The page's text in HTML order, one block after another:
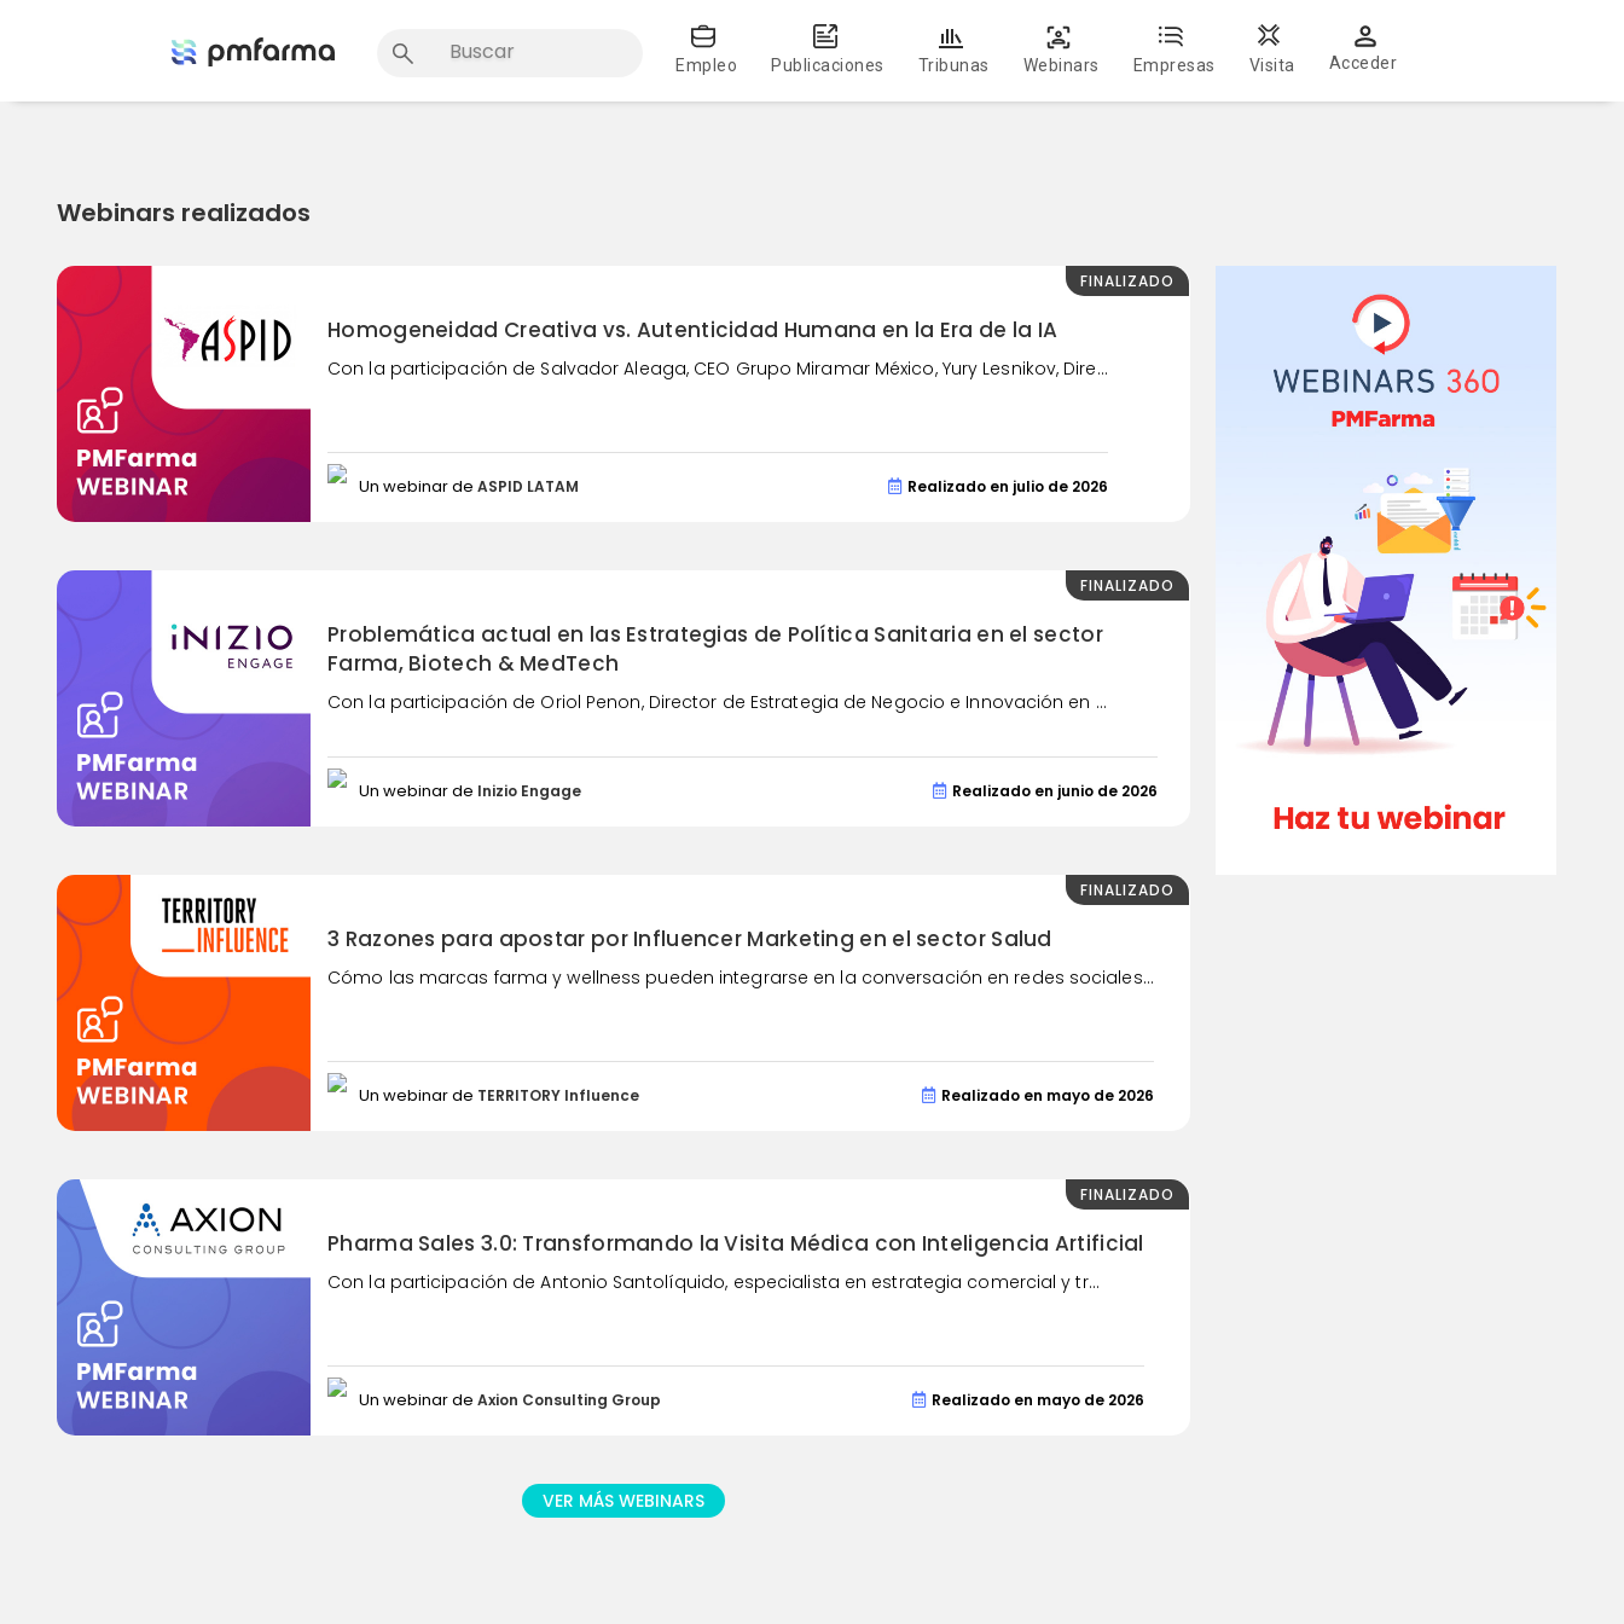
Empleo Publicaciones Tribunas Webinars Empresas Visita Acceder
Webinars realizados
FINALIZADO
Homogeneidad Creativa vs. Autenticidad Humana en la Era de la IA
Con la participación de Salvador Aleaga, CEO Grupo Miramar México, Yury Lesnikov, Dire...
Un webinar de ASPID LATAM Realizado en julio de 2026
FINALIZADO
Problemática actual en las Estrategias de Política Sanitaria en el sector
Farma, Biotech & MedTech
Con la participación de Oriol Penon, Director de Estrategia de Negocio e Innovación en ...
Un webinar de Inizio Engage Realizado en junio de 2026
FINALIZADO
3 Razones para apostar por Influencer Marketing en el sector Salud
Cómo las marcas farma y wellness pueden integrarse en la conversación en redes sociales...
Un webinar de TERRITORY Influence Realizado en mayo de 2026
FINALIZADO
Pharma Sales 3.0: Transformando la Visita Médica con Inteligencia Artificial
Con la participación de Antonio Santolíquido, especialista en estrategia comercial y tr...
Un webinar de Axion Consulting Group Realizado en mayo de 2026
VER MÁS WEBINARS